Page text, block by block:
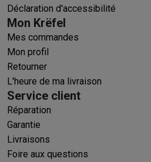
Déclaration d'accessibilité
Mon Krëfel
Mes commandes
Mon profil
Retourner
L'heure de ma livraison
Service client
Réparation
Garantie
Livraisons
Foire aux questions